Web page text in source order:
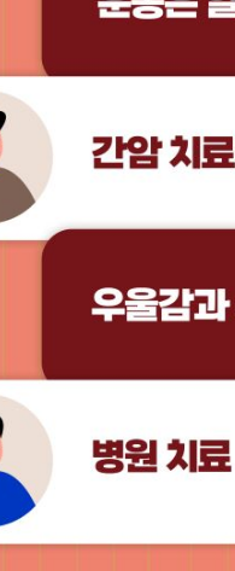
게서도 간이식이 가능한가
한가요? … 169
암 치료를 받지 못하나요?
때 항혈소판제, 항응고제를
어 지역 간 차이가 있나요
가 가능한가요? … 186
료 임상시험에 참여할 수 있
경과와 재발 가능성
도로 간암이 진행되었다면
았는데, 재발할 수 있나요
다는데, 왜 재발하나요? I
려면 어떻게 해야 하나요?
료를 받아도 되나요? … 214
해요. 어떻게 하죠? … 218